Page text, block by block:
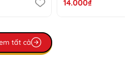
14.000₫
tất cả